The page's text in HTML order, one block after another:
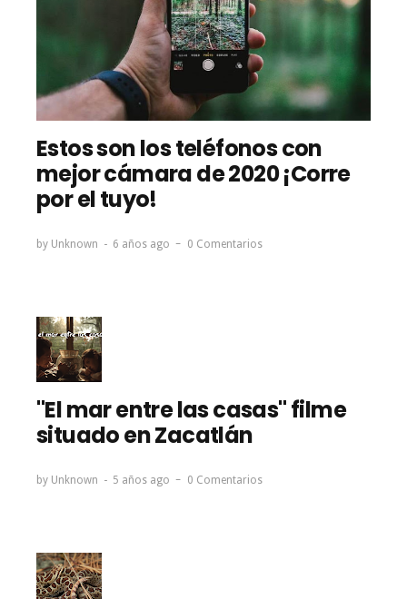
Estos son los teléfonos con
mejor cámara de 2020 ¡Corre
por el tuyo!
by Unknown 6 años ago 0 Comentarios
"El mar entre las casas" filme
situado en Zacatlán
by Unknown 5 años ago 0 Comentarios